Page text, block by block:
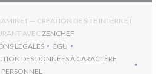
— CRÉATION DE SITE INTERNET
AVEC ZENCHEF
LÉGALES
((OUVRE UNE NOUVELLE FENÊTRE))
CGU
((OUVRE UNE NOUVELLE
DES DONNÉES À CARACTÈRE
PERSONNEL((OUVRE UNE NOUVELLE FENÊTRE))